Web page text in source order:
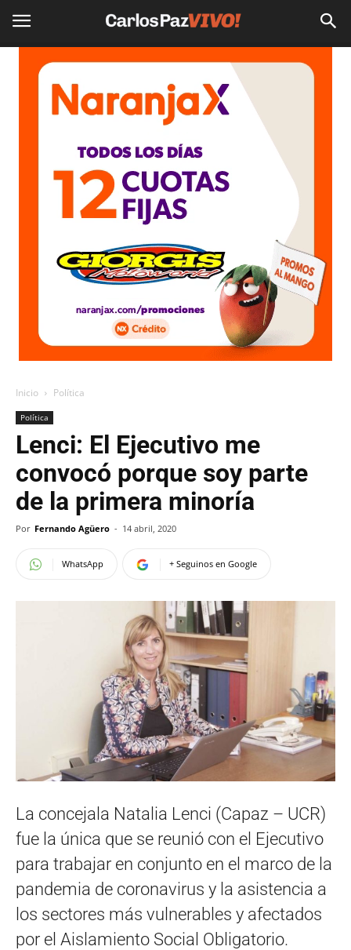
Inicio Política
Política
Lenci: El Ejecutivo me
convocó porque soy parte
de la primera minoría
Por Fernando Agüero - 14 abril, 2020
WhatsApp + Seguinos en Google
La concejala Natalia Lenci (Capaz – UCR)
fue la única que se reunió con el Ejecutivo
para trabajar en conjunto en el marco de la
pandemia de coronavirus y la asistencia a
los sectores más vulnerables y afectados
por el Aislamiento Social Obligatorio.